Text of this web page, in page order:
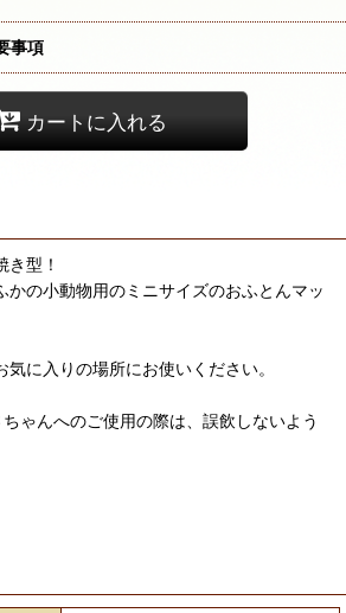
事項
カートに入れる
き型！
かの小動物用のミニサイズのおふとんマッ
に入りの場所にお使いください。
ちゃんへのご使用の際は、誤飲しないよう